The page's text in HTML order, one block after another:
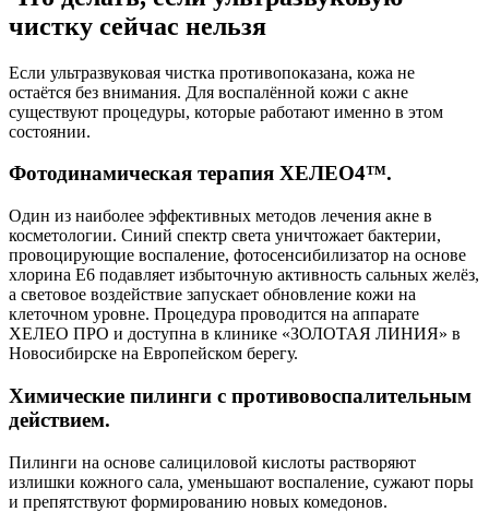
чистку сейчас нельзя
Если ультразвуковая чистка противопоказана, кожа не
остаётся без внимания. Для воспалённой кожи с акне
существуют процедуры, которые работают именно в этом
состоянии.
Фотодинамическая терапия ХЕЛЕО4™.
Один из наиболее эффективных методов лечения акне в
косметологии. Синий спектр света уничтожает бактерии,
провоцирующие воспаление, фотосенсибилизатор на основе
хлорина Е6 подавляет избыточную активность сальных желёз,
а световое воздействие запускает обновление кожи на
клеточном уровне. Процедура проводится на аппарате
ХЕЛЕО ПРО и доступна в клинике «ЗОЛОТАЯ ЛИНИЯ» в
Новосибирске на Европейском берегу.
Химические пилинги с противовоспалительным
действием.
Пилинги на основе салициловой кислоты растворяют
излишки кожного сала, уменьшают воспаление, сужают поры
и препятствуют формированию новых комедонов.